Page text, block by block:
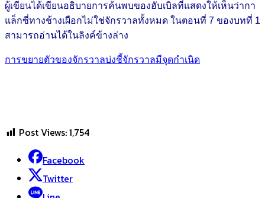
ผู้เขียนได้เขียนอธิบายการค้นพบของฮับเบิลที่แสดงให้เห็นว่ากา
แล็กซี่ทางช้างเผือกไม่ใช่จักรวาลทั้งหมด ในตอนที่ 7 ของบทที่ 1
สามารถอ่านได้ในลิงค์ข้างล่าง
การขยายตัวของจักรวาลบ่งชี้จักรวาลมีจุดกำเนิด
Post Views:1,754
Facebook
Twitter